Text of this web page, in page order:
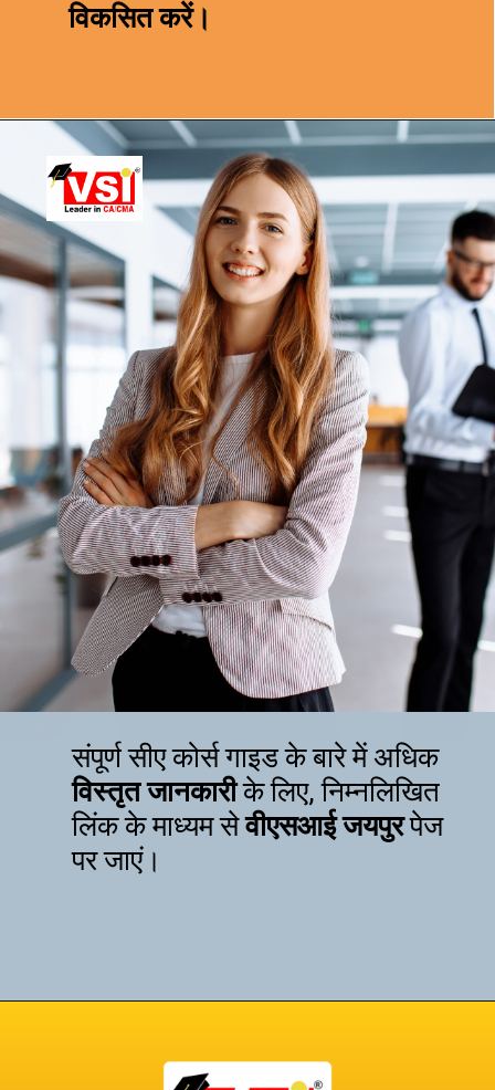
विकसित करें।
संपूर्ण सीए कोर्स गाइड के बारे में अधिक
विस्तृत जानकारीके लिए, निम्नलिखित
लिंक के माध्यम सेवीएसआई जयपुरपेज
पर जाएं।